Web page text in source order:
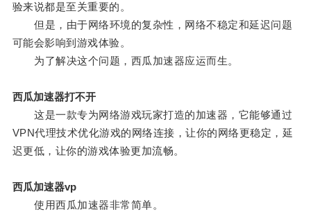
验来说都是至关重要的。
但是，由于网络环境的复杂性，网络不稳定和延迟问题
可能会影响到游戏体验。
为了解决这个问题，西瓜加速器应运而生。
西瓜加速器打不开
这是一款专为网络游戏玩家打造的加速器，它能够通过
VPN代理技术优化游戏的网络连接，让你的网络更稳定，延
迟更低，让你的游戏体验更加流畅。
西瓜加速器vp
使用西瓜加速器非常简单。